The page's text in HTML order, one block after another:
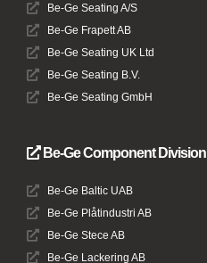
Be-Ge Seating A/S
Be-Ge Frapett AB
Be-Ge Seating UK Ltd
Be-Ge Seating B.V.
Be-Ge Seating GmbH
Be-Ge Component Division
Be-Ge Baltic UAB
Be-Ge Plåtindustri AB
Be-Ge Stece AB
Be-Ge Lackering AB